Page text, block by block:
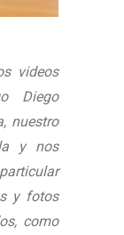
videos
Diego
nuestro
y nos
y fotos
como